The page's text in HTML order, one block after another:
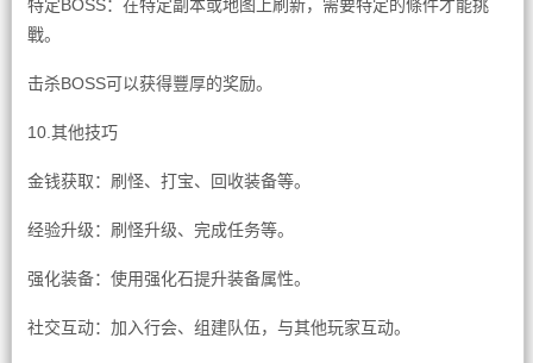
特定BOSS：在特定副本或地图上刷新，需要特定的條件才能挑
戰。
击杀BOSS可以获得豐厚的奖励。
10.其他技巧
金钱获取：刷怪、打宝、回收装备等。
经验升级：刷怪升级、完成任务等。
强化装备：使用强化石提升装备属性。
社交互动：加入行会、组建队伍，与其他玩家互动。